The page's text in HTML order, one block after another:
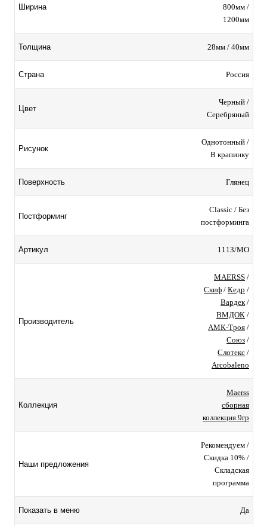
Ширина
800мм /
1200мм
Толщина 28мм / 40мм
Страна Россия
Цвет
Черный /
Серебряный
Рисунок
Однотонный /
В крапинку
Поверхность Глянец
Постформинг
Classic / Без
постформинга
Артикул 1113/MO
Производитель
MAERSS /
Скиф / Кедр /
Вардек/
ВМДОК /
АМК-Троя /
Союз /
Слотекс /
Arcobaleno
Коллекция
Maerss
сборная
коллекция 9гр
Наши предложения
Рекомендуем /
Скидка 10% /
Складская
программа
Показать в меню Да